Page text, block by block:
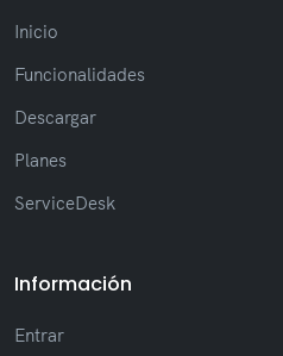
diseño en mensajes
(Nuevo) Nueva
negrita, cursiva y
(Nuevo) Nueva
mensajes de tickets
(Nuevo)
Inicio
Funcionalidades
Descargar
Planes
ServiceDesk
Información
Entrar